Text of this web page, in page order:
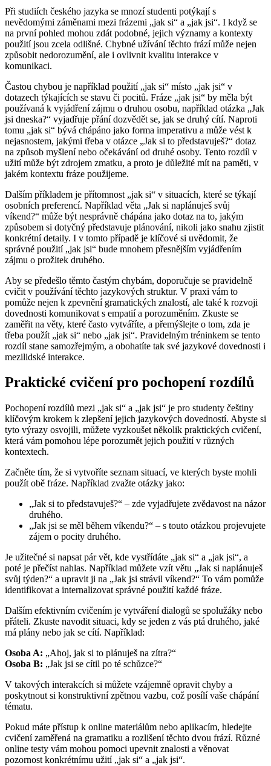
Při studiích českého jazyka se mnozí studenti potýkají s
nevědomými záměnami mezi frázemi „jak si“ a „jak jsi“. I když se
na první pohled mohou zdát podobné, jejich významy a kontexty
použití jsou zcela odlišné. Chybné užívání těchto frází může nejen
způsobit nedorozumění, ale i ovlivnit kvalitu interakce v
komunikaci.
Častou chybou je například použití „jak si“ místo „jak jsi“ v
dotazech týkajících se stavu či pocitů. Fráze „jak jsi“ by měla být
používaná k vyjádření zájmu o druhou osobu, například otázka „Jak
jsi dneska?“ vyjadřuje přání dozvědět se, jak se druhý cítí. Naproti
tomu „jak si“ bývá chápáno jako forma imperativu a může vést k
nejasnostem, jakými třeba v otázce „Jak si to představuješ?“ dotaz
na způsob myšlení nebo očekávání od druhé osoby. Tento rozdíl v
užití může být zdrojem zmatku, a proto je důležité mít na paměti, v
jakém kontextu fráze použijeme.
Dalším příkladem je přítomnost „jak si“ v situacích, které se týkají
osobních preferencí. Například věta „Jak si naplánuješ svůj
víkend?“ může být nesprávně chápána jako dotaz na to, jakým
způsobem si dotyčný představuje plánování, nikoli jako snahu zjistit
konkrétní detaily. I v tomto případě je klíčové si uvědomit, že
správné použití „jak jsi“ bude mnohem přesnějším vyjádřením
zájmu o prožitek druhého.
Aby se předešlo těmto častým chybám, doporučuje se pravidelně
cvičit v používání těchto jazykových struktur. V praxi vám to
pomůže nejen k zpevnění gramatických znalostí, ale také k rozvoji
dovednosti komunikovat s empatií a porozuměním. Zkuste se
zaměřit na věty, které často vytváříte, a přemýšlejte o tom, zda je
třeba použít „jak si“ nebo „jak jsi“. Pravidelným tréninkem se tento
rozdíl stane samozřejmým, a obohatíte tak své jazykové dovednosti i
mezilidské interakce.
Praktické cvičení pro pochopení rozdílů
Pochopení rozdílů mezi „jak si“ a „jak jsi“ je pro studenty češtiny
klíčovým krokem k zlepšení jejich jazykových dovedností. Abyste si
tyto výrazy osvojili, můžete vyzkoušet několik praktických cvičení,
která vám pomohou lépe porozumět jejich použití v různých
kontextech.
Začněte tím, že si vytvoříte seznam situací, ve kterých byste mohli
použít obě fráze. Například zvažte otázky jako:
„Jak si to představuješ?“ – zde vyjadřujete zvědavost na názor
druhého.
„Jak jsi se měl během víkendu?“ – s touto otázkou projevujete
zájem o pocity druhého.
Je užitečné si napsat pár vět, kde vystřídáte „jak si“ a „jak jsi“, a
poté je přečíst nahlas. Například můžete vzít větu „Jak si naplánuješ
svůj týden?“ a upravit ji na „Jak jsi strávil víkend?“ To vám pomůže
identifikovat a internalizovat správné použití každé fráze.
Dalším efektivním cvičením je vytváření dialogů se spolužáky nebo
přáteli. Zkuste navodit situaci, kdy se jeden z vás ptá druhého, jaké
má plány nebo jak se cítí. Například:
Osoba A: „Ahoj, jak si to plánuješ na zítra?“
Osoba B: „Jak jsi se cítil po té schůzce?“
V takových interakcích si můžete vzájemně opravit chyby a
poskytnout si konstruktivní zpětnou vazbu, což posílí vaše chápání
tématu.
Pokud máte přístup k online materiálům nebo aplikacím, hledejte
cvičení zaměřená na gramatiku a rozlišení těchto dvou frází. Různé
online testy vám mohou pomoci upevnit znalosti a věnovat
pozornost konkrétnímu užití „jak si“ a „jak jsi“.